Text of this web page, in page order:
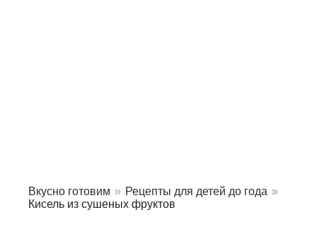
Вкусно готовим » Рецепты для детей до года »
Кисель из сушеных фруктов